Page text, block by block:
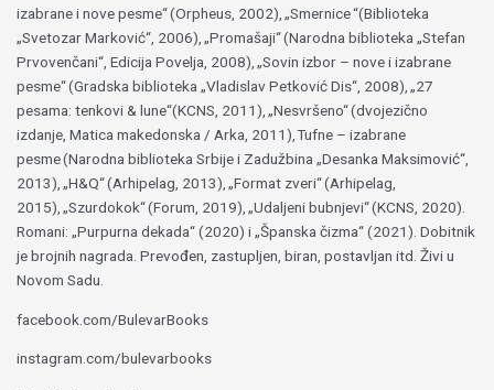
izabrane i nove pesme“ (Orpheus, 2002), „Smernice “(Biblioteka
„Svetozar Marković“, 2006), „Promašaji“ (Narodna biblioteka „Stefan
Prvovenčani“, Edicija Povelja, 2008), „Sovin izbor – nove i izabrane
pesme“ (Gradska biblioteka „Vladislav Petković Dis“, 2008), „27
pesama: tenkovi & lune“(KCNS, 2011), „Nesvršeno“ (dvojezično
izdanje, Matica makedonska / Arka, 2011), Tufne – izabrane
pesme (Narodna biblioteka Srbije i Zadužbina „Desanka Maksimović“,
2013), „H&Q“ (Arhipelag, 2013), „Format zveri“ (Arhipelag,
2015), „Szurdokok“ (Forum, 2019), „Udaljeni bubnjevi“ (KCNS, 2020).
Romani: „Purpurna dekada“ (2020) i „Španska čizma“ (2021). Dobitnik
je brojnih nagrada. Prevođen, zastupljen, biran, postavljan itd. Živi u
Novom Sadu.
facebook.com/BulevarBooks
instagram.com/bulevarbooks